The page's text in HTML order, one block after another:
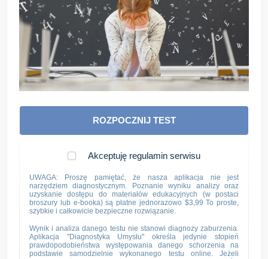
ROZPOCZNIJ TEST
Akceptuję regulamin serwisu
UWAGA: Proszę pamiętać, że nasza aplikacja nie jest
narzędziem diagnostycznym. Poznanie wyniku analizy oraz
uzyskanie dostępu do materiałów edukacyjnych (w postaci
broszury lub e-booka) są płatne jednorazowo $3,99 To proste,
szybkie i całkowicie bezpieczne rozwiązanie.
Wynik i analiza danego testu nie stanowi diagnozy zaburzenia.
Aplikacja "Diagnostyka Umysłu" określa jedynie stopień
prawdopodobieństwa występowania danego schorzenia na
podstawie samodzielnie wykonanego testu online. Jeżeli